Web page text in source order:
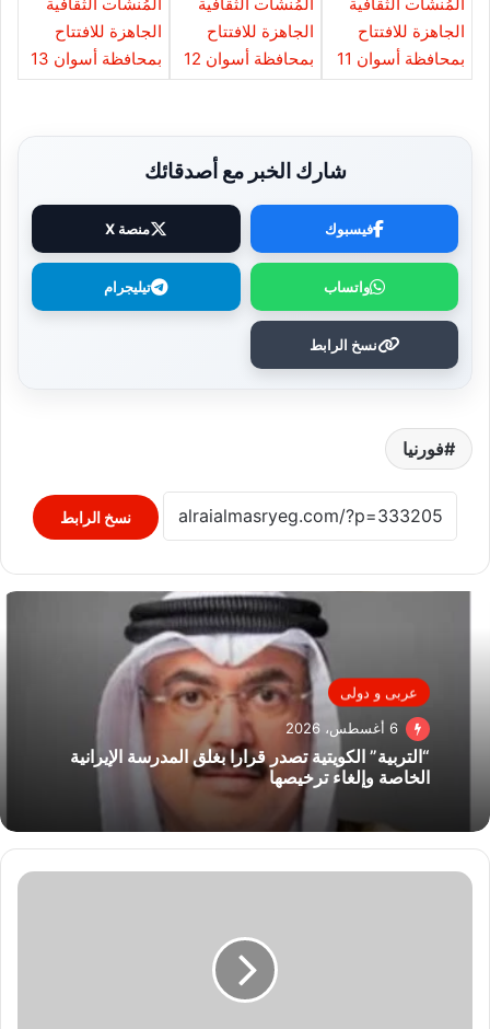
شارك الخبر مع أصدقائك
فيسبوك منصة X
واتساب تيليجرام
نسخ الرابط
فورنيا
نسخ الرابط
عربى و دولى
6 أغسطس، 2026
“التربية” الكويتية تصدر قرارا بغلق المدرسة الإيرانية
الخاصة وإلغاء ترخيصها
سيلين